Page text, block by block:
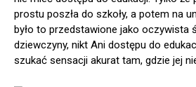
prostu poszła do szkoły, a potem na
było to przedstawione jako oczywista
dziewczyny, nikt Ani dostępu do
szukać sensacji akurat tam, gdzie jej